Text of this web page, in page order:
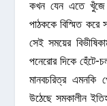
কখন যেন এতে খুঁজে
পাঠককে বিস্মিত
সেই সময়ের
পনেরোর দিকে হেঁটে-
মানবচরিত্র এমনকি
উঠেছে সমকালীন